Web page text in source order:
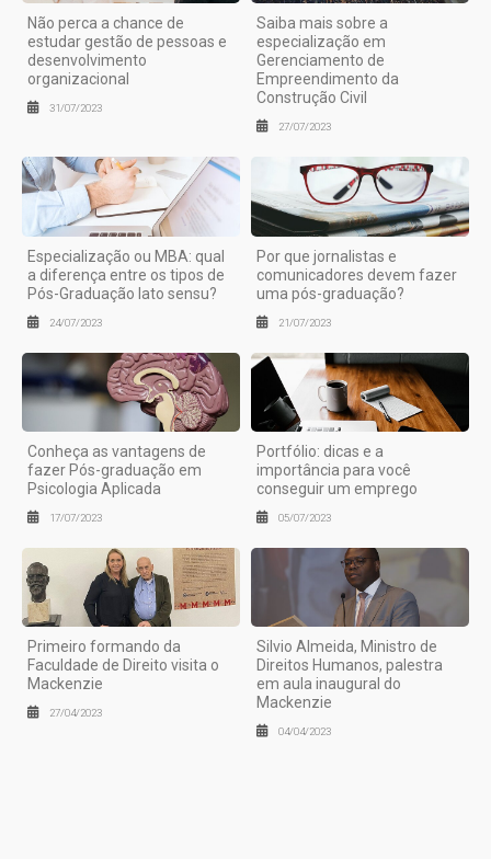
Não perca a chance de
estudar gestão de pessoas e
desenvolvimento
organizacional
31/07/2023
Saiba mais sobre a
especialização em
Gerenciamento de
Empreendimento da
Construção Civil
27/07/2023
Especialização ou MBA: qual
a diferença entre os tipos de
Pós-Graduação lato sensu?
24/07/2023
Por que jornalistas e
comunicadores devem fazer
uma pós-graduação?
21/07/2023
Conheça as vantagens de
fazer Pós-graduação em
Psicologia Aplicada
17/07/2023
Portfólio: dicas e a
importância para você
conseguir um emprego
05/07/2023
Primeiro formando da
Faculdade de Direito visita o
Mackenzie
27/04/2023
Silvio Almeida, Ministro de
Direitos Humanos, palestra
em aula inaugural do
Mackenzie
04/04/2023